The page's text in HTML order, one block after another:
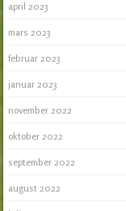
april 2023
mars 2023
februar 2023
januar 2023
november 2022
oktober 2022
september 2022
august 2022